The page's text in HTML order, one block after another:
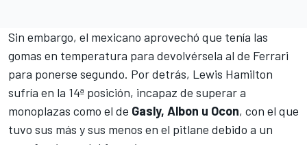
Sin embargo, el mexicano aprovechó que tenía las
gomas en temperatura para devolvérsela al de Ferrari
para ponerse segundo. Por detrás, Lewis Hamilton
sufría en la 14ª posición, incapaz de superar a
monoplazas como el de Gasly, Albon u Ocon, con el que
tuvo sus más y sus menos en el pitlane debido a un